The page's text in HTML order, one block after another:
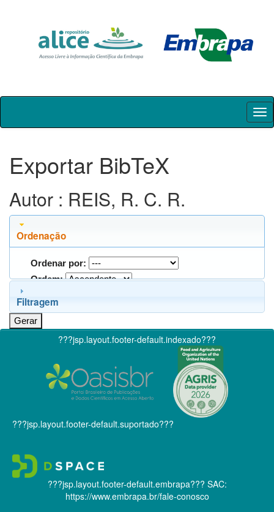
Skip
Exportar BibTeX
Autor : REIS, R. C. R.
Ordenação
Ordenar por:
Ordem:
Filtragem
???jsp.layout.footer-default.indexado???
???jsp.layout.footer-default.suportado???
???jsp.layout.footer-default.embrapa??? SAC:
https://www.embrapa.br/fale-conosco